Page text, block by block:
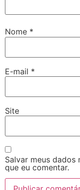
Nome *
E-mail *
Site
Salvar meus
que eu comentar.